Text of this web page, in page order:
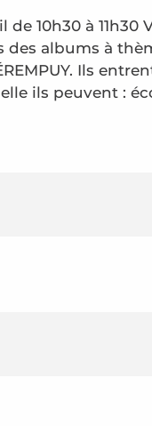
10h30 à 11h30
des albums à
Ils
ils peuvent :